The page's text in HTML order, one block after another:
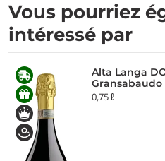
Vous pourriez
intéressé par
Alta Langa
Gransabaudo
0,75 ℓ